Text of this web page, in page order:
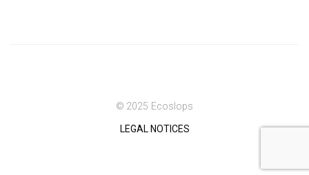
© 2025 Ecoslops
LEGAL NOTICES